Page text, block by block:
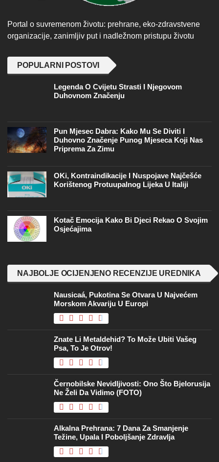
Portal o suvremenom životu: prehrane, eko-zdravstvene
organizacije, zanimljiv put i nadležnom pristupu životu
POPULARNI POSTOVI
Legenda O Cvijetu Strasti I Njegovom
Duhovnom Značenju
Pun Mjesec Dabra: Kako Mu Se Diviti I
Duhovno Značenje Punog Mjeseca Koji Nas
Priprema Za Zimu
OKi, Kontraindikacije I Nuspojave Najčešće
Korištenog Protuupalnog Lijeka U Italiji
Kotač Emocija Kako Bi Djeci Rekao O Svojim
Osjećajima
NAJBOLJE OCIJENJENO RECENZIJE UREDNIKA
Nausicaá, Pukotina Se Otvara U Najvećem
Morskom Akvariju U Europi
Znate Li Metaldehid? To Može Ubiti Vašeg
Psa, To Je Otrov!
Černobilske Nevidljivosti: Ono Što Bjelorusija
Ne Želi Da Vidimo (FOTO)
Alkalna Prehrana: 7 Dana Za Smanjenje
Težine, Upala I Poboljšanje Zdravlja